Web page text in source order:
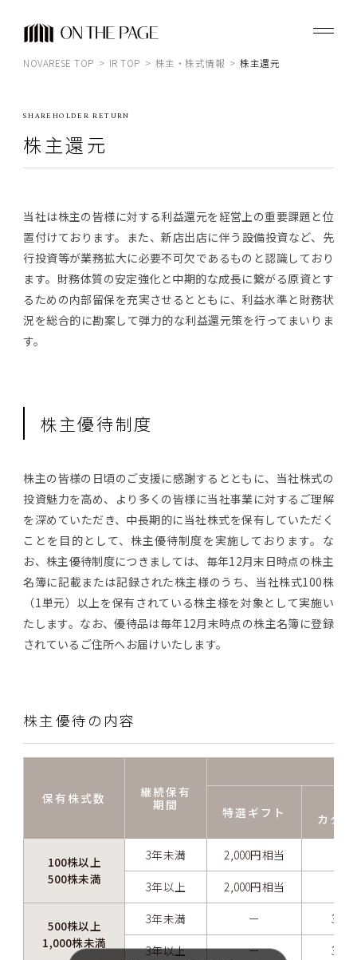
株式会社ノバレーゼ
個人投資家の皆様へ
IRライブラリ
株主・株式情報
サポート情報
IRカレンダー
IRニュース
NOVARESE TOP IR TOP 株主・株式情報 株主還元
株主還元
SHAREHOLDER RETURN
当社は株主の皆様に対する利益還元を経営上の重要課題と位
置付けております。また、新店出店に伴う設備投資など、先
行投資等が業務拡大に必要不可欠であるものと認識しており
ます。財務体質の安定強化と中期的な成長に繋がる原資とす
るための内部留保を充実させるとともに、利益水準と財務状
況を総合的に勘案して弾力的な利益還元策を行ってまいりま
す。
株主優待制度
株主の皆様の日頃のご支援に感謝するとともに、当社株式の
投資魅力を高め、より多くの皆様に当社事業に対するご理解
を深めていただき、中長期的に当社株式を保有していただく
ことを目的として、株主優待制度を実施しております。な
お、株主優待制度につきましては、毎年12月末日時点の株主
名簿に記載または記録された株主様のうち、当社株式100株
（1単元）以上を保有されている株主様を対象として実施い
たします。なお、優待品は毎年12月末時点の株主名簿に登録
されているご住所へお届けいたします。
株主優待の内容
保有株式数
継続保有
期間
特選ギフト
カタ
100株以上
500株未満
3年未満 2,000円相当
3年以上
2,000円相当
500株以上
1,000株未満
3年未満 ー
3年以上
ー